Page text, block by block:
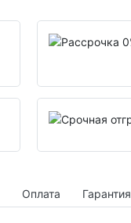
Оплата Гарантия